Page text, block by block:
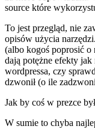
source które
To jest przegląd, nie
opisów użycia
(albo kogoś poprosić
dają potężne efekty
wordpressa, czy
dzwonił (o ile
Jak by coś w prezce
W sumie to chyba